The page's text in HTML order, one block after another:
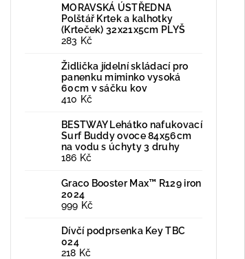
MORAVSKÁ ÚSTŘEDNA
Polštář Krtek a kalhotky
(Krteček) 32x21x5cm PLYŠ
283 Kč
Židlička jídelní skládací pro
panenku miminko vysoká
60cm v sáčku kov
410 Kč
BESTWAY Lehátko nafukovací
Surf Buddy ovoce 84x56cm
na vodu s úchyty 3 druhy
186 Kč
Graco Booster Max™ R129 iron
2024
999 Kč
Dívčí podprsenka Key TBC
024
218 Kč